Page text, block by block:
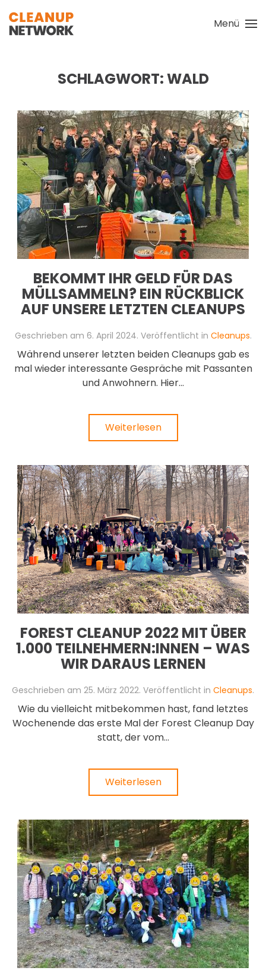
Zum Hauptinhalt springen
Menü
SCHLAGWORT:WALD
BEKOMMT IHR GELD FÜR DAS
MÜLLSAMMELN? EIN RÜCKBLICK
AUF UNSERE LETZTEN CLEANUPS
Geschrieben am 6. April 2024. Veröffentlicht in Cleanups.
Während unserer letzten beiden Cleanups gab es
mal wieder interessante Gespräche mit Passanten
und Anwohnern. Hier...
Weiterlesen
FOREST CLEANUP 2022 MIT ÜBER
1.000 TEILNEHMERN:INNEN – WAS
WIR DARAUS LERNEN
Geschrieben am 25. März 2022. Veröffentlicht in Cleanups.
Wie du vielleicht mitbekommen hast, fand letztes
Wochenende das erste Mal der Forest Cleanup Day
statt, der vom...
Weiterlesen